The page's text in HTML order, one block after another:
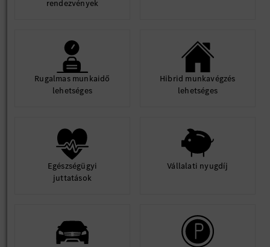
rendezvények
Rugalmas munkaidő
lehetséges
Hibrid munkavégzés
lehetséges
Egészségügyi
juttatások
Vállalati nyugdíj